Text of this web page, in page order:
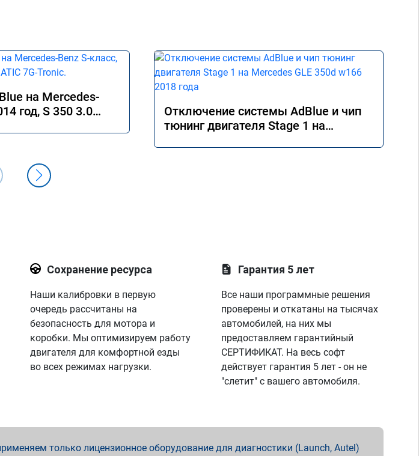
на Mercedes-
год, S 350 3.0
Отключение системы AdBlue и чип
тюнинг двигателя Stage 1 на
Сохранение ресурса
Наши калибровки в первую
очередь рассчитаны на
безопасность для мотора и
коробки. Мы оптимизируем работу
двигателя для комфортной езды
во всех режимах нагрузки.
Гарантия 5 лет
Все наши программные решения
проверены и откатаны на тысячах
автомобилей, на них мы
предоставляем гарантийный
СЕРТИФИКАТ. На весь софт
действует гарантия 5 лет - он не
"слетит" с вашего автомобиля.
только лицензионное оборудование для диагностики (Launch, Autel)